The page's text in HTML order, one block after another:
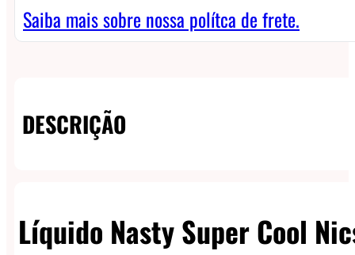
quantidade
Saiba mais sobre nossa polítca de frete.
DESCRIÇÃO
Líquido Nasty Super Cool